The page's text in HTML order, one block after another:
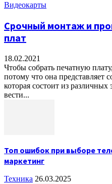
Видеокарты
Срочный монтаж и
плат
18.02.2021
Чтобы собрать печатную
потому что она
которая состоит из
вести...
Топ ошибок при выборе
маркетинг
Техника 26.03.2025